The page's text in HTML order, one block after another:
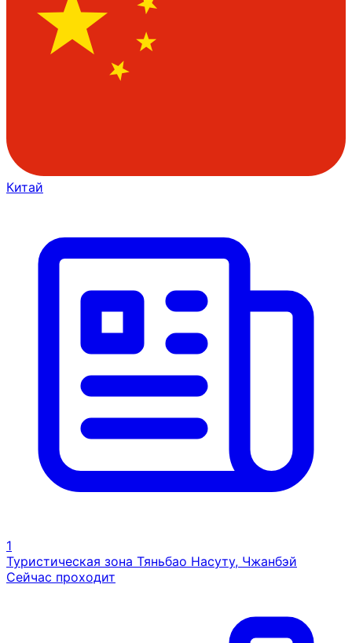
Китай
1
Туристическая зона Тяньбао Насуту, Чжанбэй
Сейчас проходит